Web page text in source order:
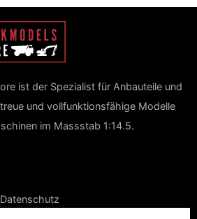
ist der Spezialist für Anbauteile und
und vollfunktionsfähige Modelle
im Massstab 1:14.5.
Datenschutz